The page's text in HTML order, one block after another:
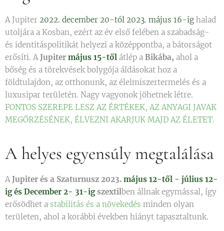
A Jupiter 2022. december 20-tól 2023. május 16-ig halad
utoljára a Kosban, ezért az év első felében a szabadság-
és identitáspolitikát helyezi a középpontba, a bátorságot
erősíti. A Jupiter május 15-től átlép a Bikába, ahol a
bőség és a törekvések bolygója áldásokat hoz a
földtulajdon, az otthonunk, az élelmiszertermelés és a
luxusipar területén. Nagy vagyonok jöhetnek létre.
FONTOS SZEREPE LESZ AZ ÉRTÉKEK, AZ ANYAGI JAVAK
MEGŐRZÉSÉNEK, ÉLVEZNI AKARJUK MAJD AZ ÉLETET.
A helyes egyensúly megtalálása
A Jupiter és a Szaturnusz 2023. május 12-től - július 12-
ig és December 2- 31-ig szextilben állnak egymással, így
erősödhet a stabilitás és a növekedés minden olyan
területen, ahol a korábbi években hiányt tapasztaltunk.